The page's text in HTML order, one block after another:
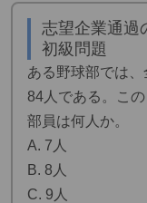
志望企業通過
初級問題
ある野球部では
84人である。こ
部員は何人か。
A. 7人
B. 8人
C. 9人